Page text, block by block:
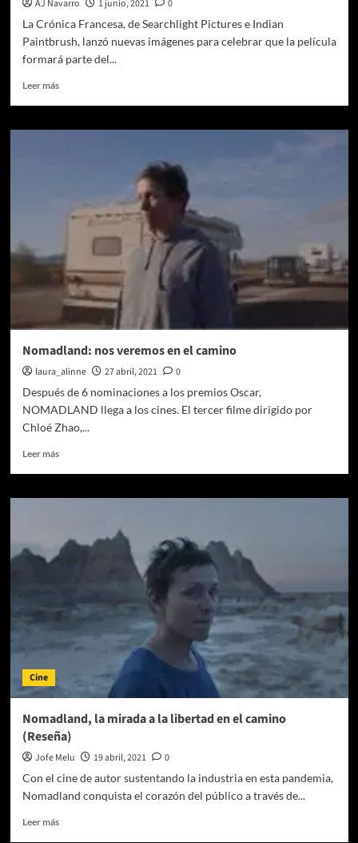
AJ Navarro 1 junio, 2021
0
La Crónica Francesa, de Searchlight Pictures e Indian
Paintbrush, lanzó nuevas imágenes para celebrar que la película
formará parte del...
Leer másLeer
Lanzan
Crónica
Francesa’
Wes
Anderson
Nomadland: nos veremos en el camino
laura_alinne 27 abril, 2021
0
Después de 6 nominaciones a los premios Oscar,
NOMADLAND llega a los cines. El tercer filme dirigido por
Chloé Zhao,...
Leer másLeer
Nomadland:
en
el
Cine
Nomadland, la mirada a la libertad en el camino
(Reseña)
Jofe Melu 19 abril, 2021
0
Con el cine de autor sustentando la industria en esta pandemia,
Nomadland conquista el corazón del público a través de...
Leer másLeer